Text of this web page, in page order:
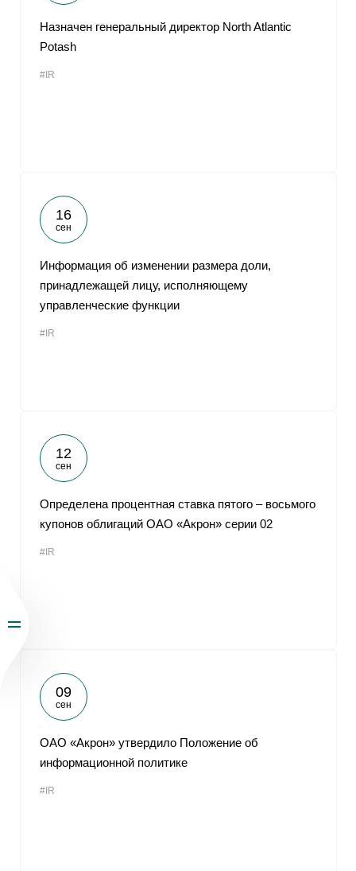
Назначен генеральный директор North Atlantic
Potash
#IR
16
сен
Информация об изменении размера доли,
принадлежащей лицу, исполняющему
управленческие функции
#IR
12
сен
Определена процентная ставка пятого – восьмого
купонов облигаций ОАО «Акрон» серии 02
#IR
09
сен
ОАО «Акрон» утвердило Положение об
информационной политике
#IR